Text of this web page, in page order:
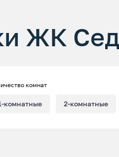
ЖК
комнат
комнатные 2-комнатные